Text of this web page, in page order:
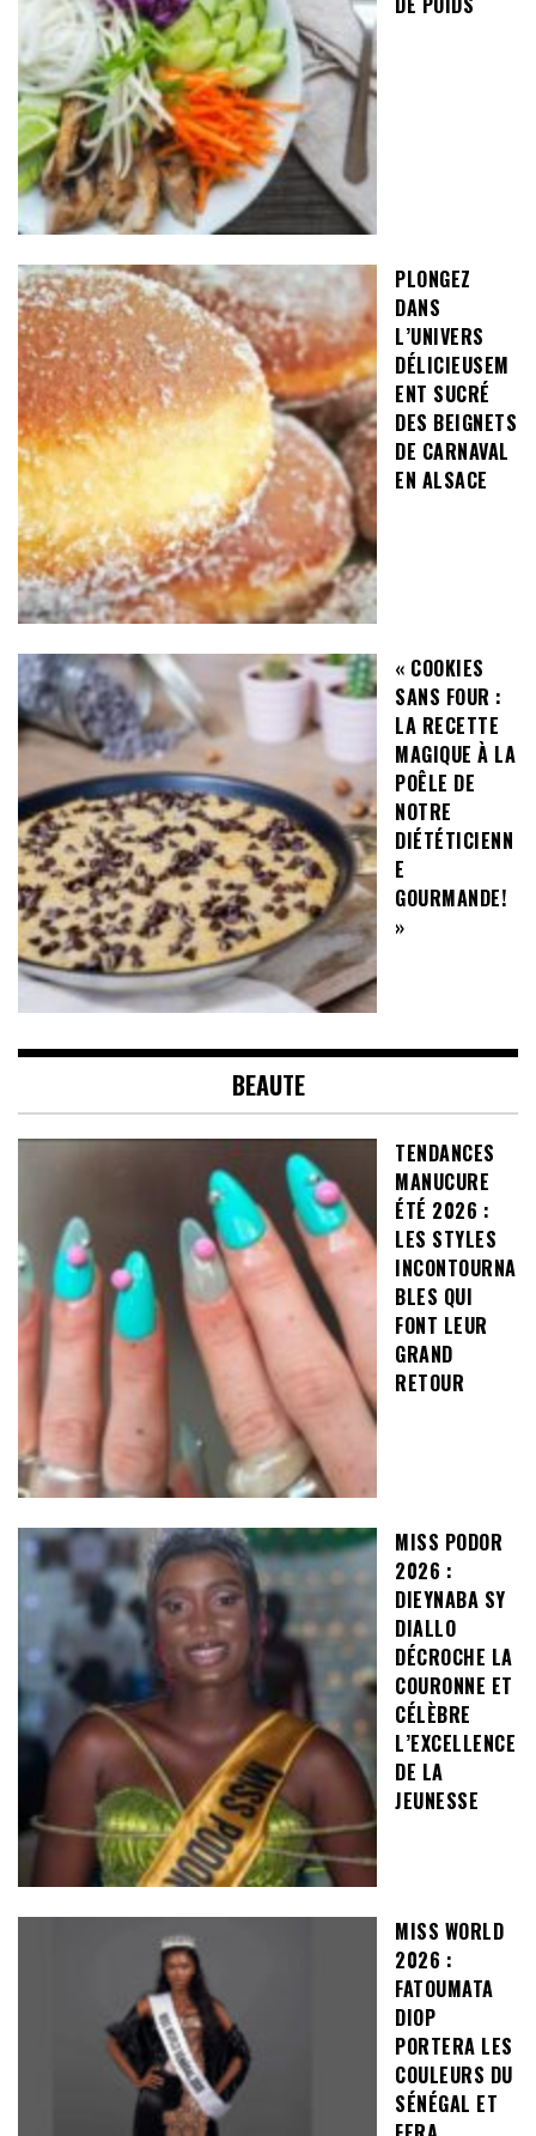
PLONGEZ
DANS
L’UNIVERS
DÉLICIEUSEM
ENT SUCRÉ
DES BEIGNETS
DE CARNAVAL
EN ALSACE
« COOKIES
SANS FOUR :
LA RECETTE
MAGIQUE À LA
POÊLE DE
NOTRE
DIÉTÉTICIENN
E
GOURMANDE!
»
BEAUTE
TENDANCES
MANUCURE
ÉTÉ 2026 :
LES STYLES
INCONTOURNA
BLES QUI
FONT LEUR
GRAND
RETOUR
MISS PODOR
2026 :
DIEYNABA SY
DIALLO
DÉCROCHE LA
COURONNE ET
CÉLÈBRE
L’EXCELLENCE
DE LA
JEUNESSE
MISS WORLD
2026 :
FATOUMATA
DIOP
PORTERA LES
COULEURS DU
SÉNÉGAL ET